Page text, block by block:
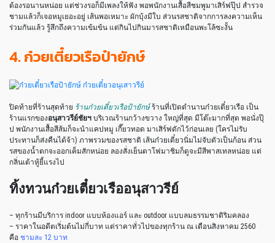
ต้องรอนานหน่อย แต่ช่วงรอก็มีเพลงให้ฟัง พอพนักงานเสื้อสีชมพูมาเสิร์ฟปุ๊ป สำรวจ
ชามแล้วก็เจอหมูเยอะอยู่ เส้นพอเหมาะ ผักบุ้งมีใบ ส่วนรสชาติจากการลงความเห็น
ร่วมกันแล้ว รู้สึกถึงความเข้มข้น แต่กินไปกินมารสชาติเหมือนพะโล้ซะงั้น
4. ก๋วยเตี๋ยวเรือป๋ายักษ์
ปิดท้ายที่ร้านสุดท้าย ร้านก๋วยเตี๋ยวเรือป้ายักษ์ ร้านที่เปิดตำนานก๋วยเตี๋ยวเรือ เป็น
ร้านแรกของอนุสาวรีย์ชัยฯ บริเวณร้านกว้างขวาง ใหญ่ที่สุด มีโต๊ะมากที่สุด พอนั่งปุ๊
ป พนักงานเสื้อสีส้มก็จะนำแคปหมู เกี๊ยวทอด มาเสิร์ฟดักไว้ก่อนเลย (ใครไม่รับ
ประทานก็ส่งคืนได้จ้า) ภาพรวมของรสชาติ เส้นก๋วยเตี๋ยวนิ่มไม่จับตัวเป็นก้อน ส่วน
รสของน้ำตกจะออกเค็มสักหน่อย ลองสั่งเย็นตาโฟมาชิมก็ดูจะมีสีพาสเทลหน่อย แต่
กลิ่นเต้าหู้ยี้แรงไป
ทิ้งทวนก๋วยเตี๋ยวเรืออนุสาวรีย์
– ทุกร้านมีบริการ indoor แบบห้องแอร์ และ outdoor แบบลมธรรมชาติริมคลอง
– ราคาในอดีตเริ่มต้นไม่กี่บาท แต่ราคาทั่วไปของทุกร้าน ณ เดือนสิงหาคม 2560
คือ ชามละ 12 บาท